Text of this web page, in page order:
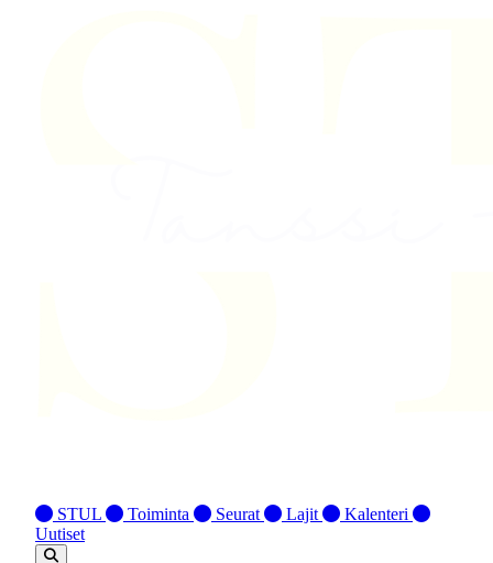
STUL Toiminta Seurat Lajit
Kalenteri
Uutiset